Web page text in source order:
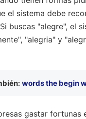
el sistema debe
buscas "alegre", el
"alegria" y
words the begin
gastar fortunas